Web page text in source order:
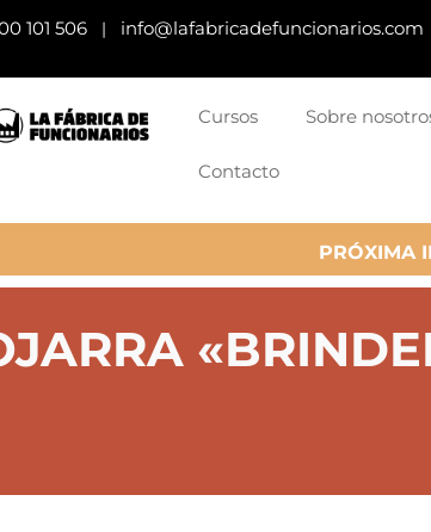
101 506 | info@lafabricadefuncionarios.com
Cursos Sobre
Contacto
PRÓXIMA